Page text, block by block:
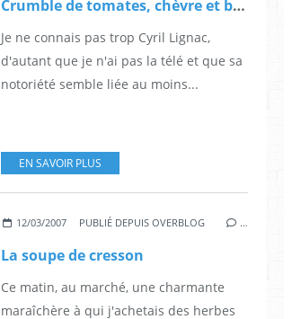
Crumble de tomates, chèvre et basilic
Je ne connais pas trop Cyril Lignac,
d'autant que je n'ai pas la télé et que sa
notoriété semble liée au moins...
EN SAVOIR PLUS
12/03/2007 PUBLIÉ DEPUIS OVERBLOG …
La soupe de cresson
Ce matin, au marché, une charmante
maraîchère à qui j'achetais des herbes